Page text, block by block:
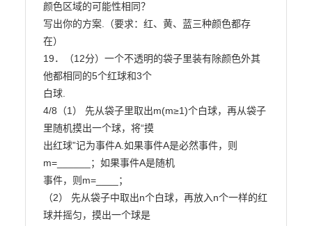
颜色区域的可能性相同？
写出你的方案.（要求：红、黄、蓝三种颜色都存
在）
19．（12分）一个不透明的袋子里装有除颜色外其
他都相同的5个红球和3个
白球.
4/8（1） 先从袋子里取出m(m≥1)个白球，再从袋子
里随机摸出一个球，将“摸
出红球”记为事件A.如果事件A是必然事件，则
m=______；如果事件A是随机
事件，则m=____；
（2） 先从袋子中取出n个白球，再放入n个一样的红
球并摇匀，摸出一个球是